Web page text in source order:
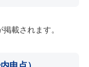
載されます。